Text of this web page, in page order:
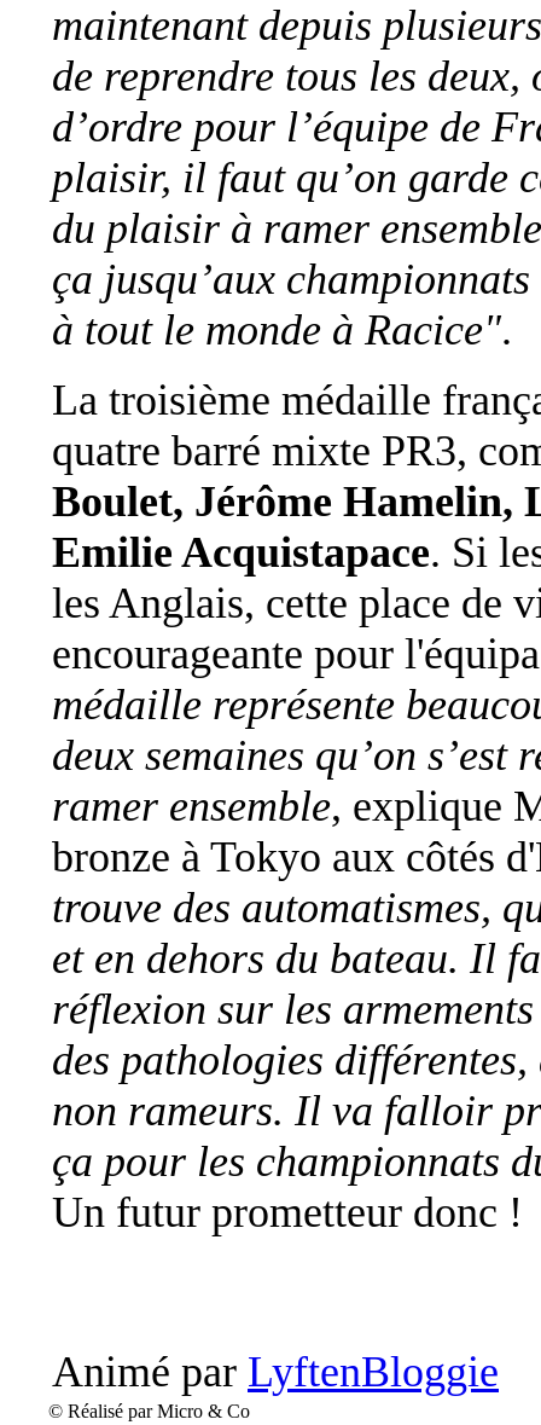
maintenant depuis
de reprendre tous les deux,
d’ordre pour l’équipe de
plaisir, il faut qu’on garde
du plaisir à ramer
ça jusqu’aux
à tout le monde à Racice".
La troisième médaille
quatre barré mixte PR3,
Boulet, Jérôme Hamelin,
Emilie Acquistapace. Si
les Anglais, cette place de
encourageante pour
médaille représente
deux semaines qu’on s’est
ramer ensemble, explique
bronze à Tokyo aux côtés
trouve des automatismes,
et en dehors du bateau. Il
réflexion sur les
des pathologies
non rameurs. Il va falloir
ça pour les championnats
Un futur prometteur donc !
Animé par LyftenBloggie
© Réalisé par Micro & Co